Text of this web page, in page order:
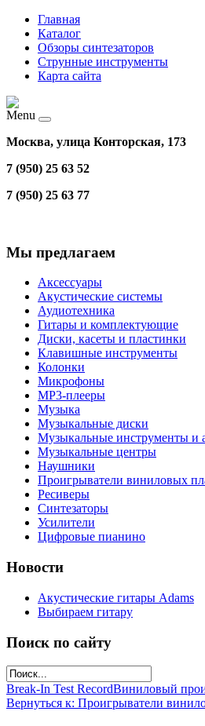
Главная
Каталог
Обзоры синтезаторов
Струнные инструменты
Карта сайта
Menu
Москва, улица Конторская, 173
7 (950) 25 63 52
7 (950) 25 63 77
Мы предлагаем
Аксессуары
Акустические системы
Аудиотехника
Гитары и комплектующие
Диски, касеты и пластинки
Клавишные инструменты
Колонки
Микрофоны
МР3-плееры
Музыка
Музыкальные диски
Музыкальные инструменты и
Музыкальные центры
Наушники
Проигрыватели виниловых
Ресиверы
Синтезаторы
Усилители
Цифровые пианино
Новости
Акустические гитары Adams
Выбираем гитару
Поиск по сайту
Break-In Test RecordВиниловый
Вернуться к: Проигрыватели